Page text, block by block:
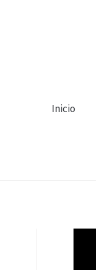
Inicio